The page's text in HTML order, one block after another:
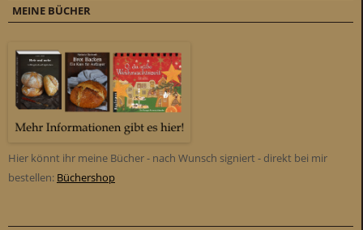
MEINE BÜCHER
Hier könnt ihr meine Bücher - nach Wunsch signiert - direkt bei mir
bestellen: Büchershop